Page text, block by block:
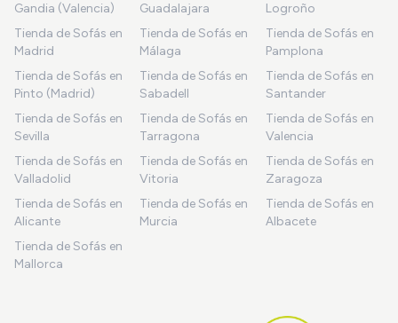
Gandia (Valencia)
Guadalajara
Logroño
Tienda de Sofás en
Madrid
Tienda de Sofás en
Málaga
Tienda de Sofás en
Pamplona
Tienda de Sofás en
Pinto (Madrid)
Tienda de Sofás en
Sabadell
Tienda de Sofás en
Santander
Tienda de Sofás en
Sevilla
Tienda de Sofás en
Tarragona
Tienda de Sofás en
Valencia
Tienda de Sofás en
Valladolid
Tienda de Sofás en
Vitoria
Tienda de Sofás en
Zaragoza
Tienda de Sofás en
Alicante
Tienda de Sofás en
Murcia
Tienda de Sofás en
Albacete
Tienda de Sofás en
Mallorca